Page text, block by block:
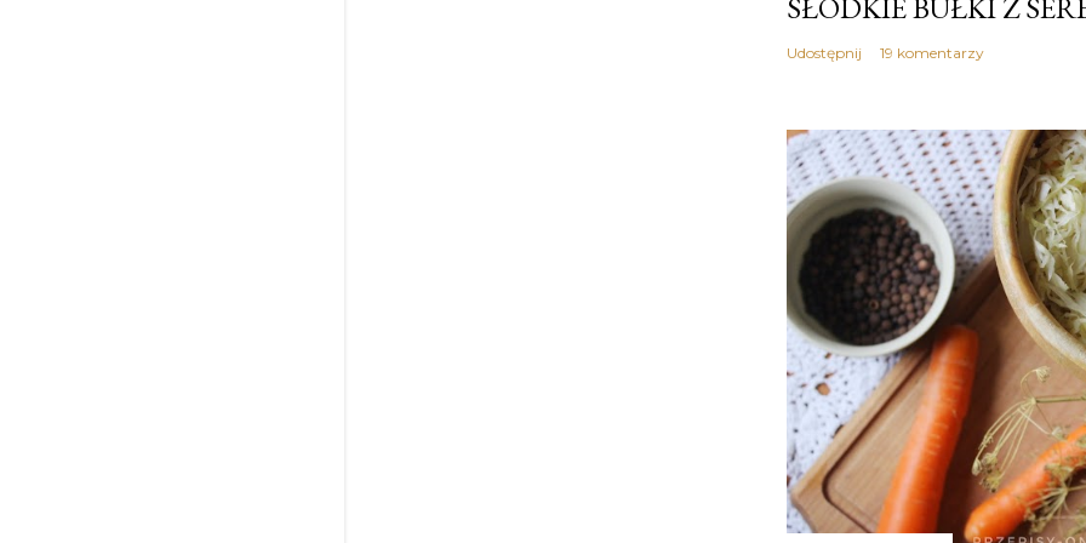
SŁODKIE BUŁKI Z
Udostępnij 19 komentarzy